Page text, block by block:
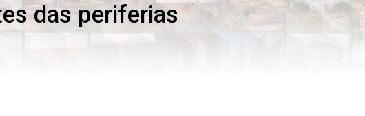
das periferias